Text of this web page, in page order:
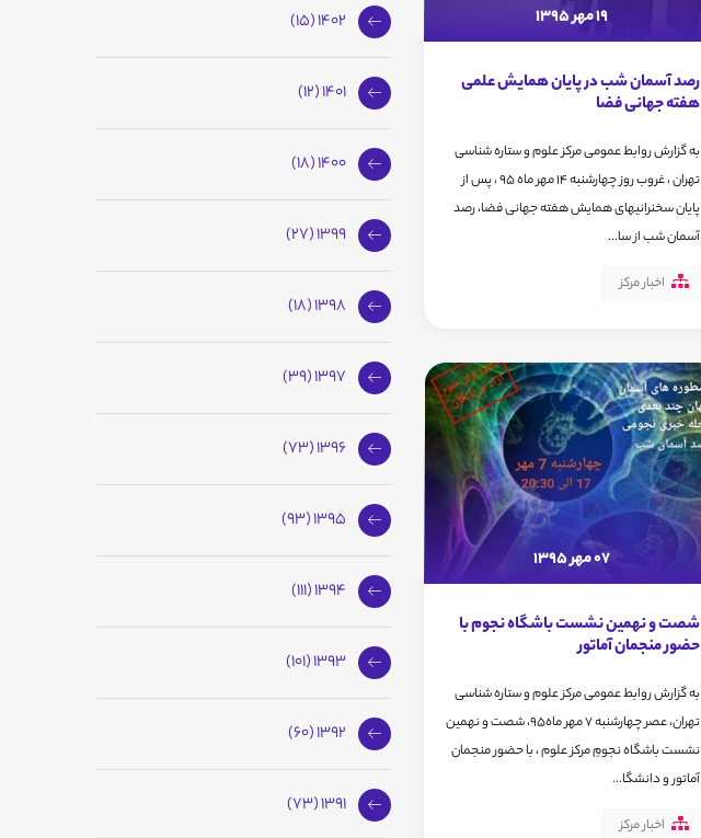
19 مهر 1395
رصد آسمان شب در پایان همایش علمی
هفته جهانی فضا
به گزارش روابط عمومی مرکز علوم و ستاره شناسی
تهران ، غروب روز چهارشنبه 14 مهر ماه 95 ، پس از
پایان سخنرانیهای همایش هفته جهانی فضا، رصد
آسمان شب از سا...
اخبار مرکز
07 مهر 1395
شصت و نهمین نشست باشگاه نجوم با
حضور منجمان آماتور
به گزارش روابط عمومی مرکز علوم و ستاره شناسی
تهران، عصر چهارشنبه 7 مهر ماه95، شصت و نهمین
نشست باشگاه نجومِ مرکز علوم ، با حضور منجمان
آماتور و دانشگا...
اخبار مرکز
1402 (15)
1401 (12)
1400 (18)
1399 (27)
1398 (18)
1397 (39)
1396 (73)
1395 (93)
1394 (111)
1393 (101)
1392 (60)
1391 (73)